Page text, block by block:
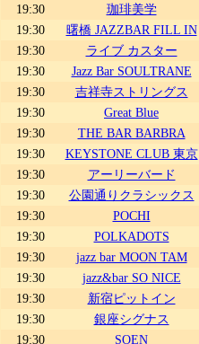
19:30
珈琲美学
19:30
曙橋 JAZZBAR FILL IN
19:30
ライブ カスター
19:30
Jazz Bar SOULTRANE
19:30
吉祥寺ストリングス
19:30
Great Blue
19:30
THE BAR BARBRA
19:30
KEYSTONE CLUB 東京
19:30
アーリーバード
19:30
公園通りクラシックス
19:30
POCHI
19:30
POLKADOTS
19:30
jazz bar MOON TAM
19:30
jazz&bar SO NICE
19:30
新宿ピットイン
19:30
銀座シグナス
19:30
SOEN